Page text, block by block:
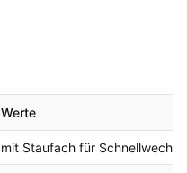
Werte
mit Staufach für